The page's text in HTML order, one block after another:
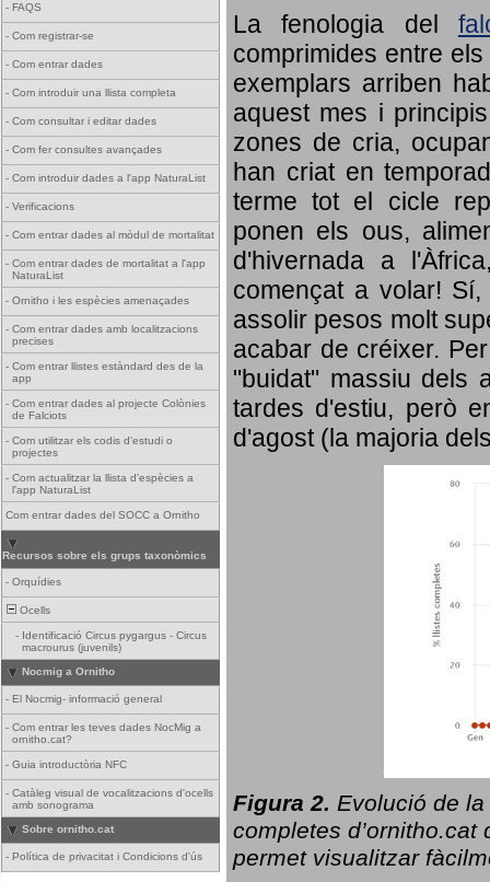
- FAQS
- Com registrar-se
- Com entrar dades
- Com introduir una llista completa
- Com consultar i editar dades
- Com fer consultes avançades
- Com introduir dades a l'app NaturaList
- Verificacions
- Com entrar dades al mòdul de mortalitat
- Com entrar dades de mortalitat a l'app
NaturaList
- Ornitho i les espècies amenaçades
- Com entrar dades amb localitzacions
precises
- Com entrar llistes estàndard des de la
app
- Com entrar dades al projecte Colònies
de Falciots
- Com utilitzar els codis d'estudi o
projectes
- Com actualitzar la llista d'espècies a
l'app NaturaList
Com entrar dades del SOCC a Ornitho
Recursos sobre els grups taxonòmics
- Orquídies
Ocells
- Identificació Circus pygargus - Circus
macrourus (juvenils)
Nocmig a Ornitho
- El Nocmig- informació general
- Com entrar les teves dades NocMig a
ornitho.cat?
- Guia introductòria NFC
- Catàleg visual de vocalitzacions d'ocells
amb sonograma
Sobre ornitho.cat
- Política de privacitat i Condicions d'ús
La fenologia del
comprimides entre
exemplars arriben
aquest mes i
zones de cria,
han criat en
terme tot el cicle
ponen els ous,
d'hivernada a
començat a volar!
assolir pesos molt
acabar de créixer.
"buidat" massiu dels
tardes d'estiu, però
d'agost (la majoria
Figura 2. Evolució de la
completes d’ornitho.cat
permet visualitzar